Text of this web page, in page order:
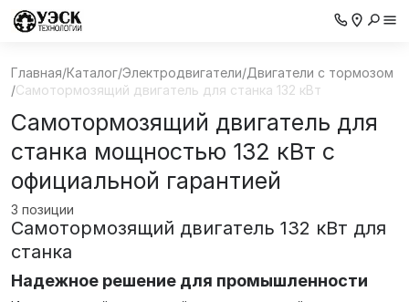
Главная/Каталог/Электродвигатели/Двигатели с тормозом
/Самотормозящий двигатель для станка 132 кВт
Самотормозящий двигатель для
станка мощностью 132 кВт с
официальной гарантией
3 позиции
Самотормозящий двигатель 132 кВт для
станка
Надежное решение для промышленности